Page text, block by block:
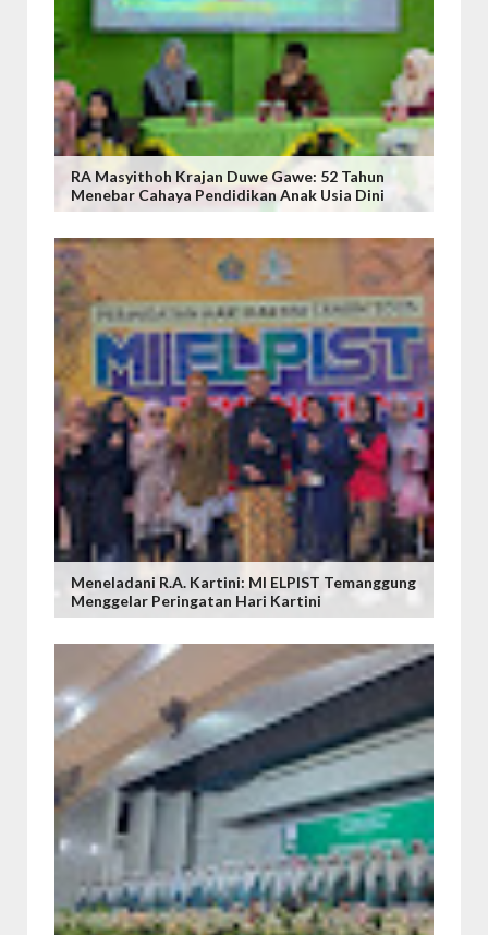
RA Masyithoh Krajan Duwe Gawe: 52 Tahun
Menebar Cahaya Pendidikan Anak Usia Dini
Meneladani R.A. Kartini: MI ELPIST Temanggung
Menggelar Peringatan Hari Kartini